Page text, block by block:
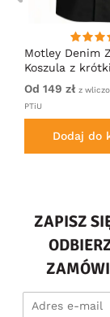
Motley Denim
Koszula z
Czarny
Od 149 zł z
PTiU
Dodaj do
ZAPISZ